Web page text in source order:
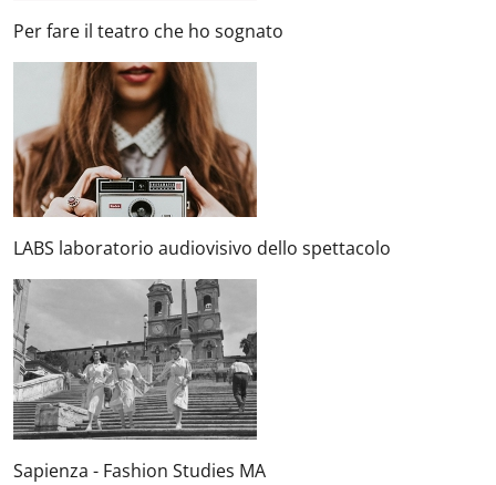
Per fare il teatro che ho sognato
LABS laboratorio audiovisivo dello spettacolo
Sapienza - Fashion Studies MA